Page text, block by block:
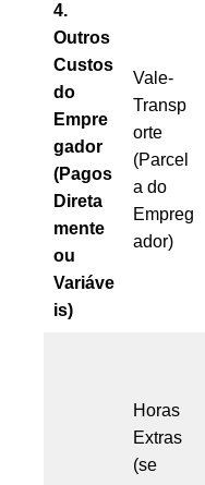
4.
Outros
Custos
do
Empre
gador
(Pagos
Direta
mente
ou
Variáve
is)
Vale-
Transp
orte
(Parcel
a do
Empreg
ador)
Horas
Extras
(se